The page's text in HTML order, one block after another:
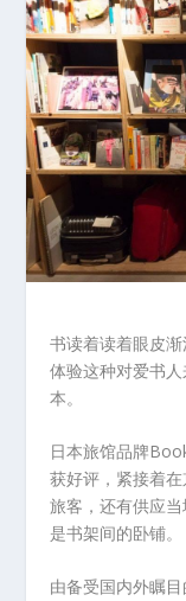
书读着读着眼皮
体验这种对爱书
本。
日本旅馆品牌
获好评，紧接着
旅客，还有供应
是书架间的卧铺。
由备受国内外瞩